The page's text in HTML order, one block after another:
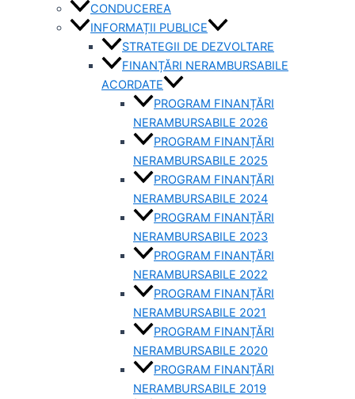
CONDUCEREA
INFORMAȚII PUBLICE
STRATEGII DE DEZVOLTARE
FINANȚĂRI NERAMBURSABILE
ACORDATE
PROGRAM FINANȚĂRI
NERAMBURSABILE 2026
PROGRAM FINANȚĂRI
NERAMBURSABILE 2025
PROGRAM FINANȚĂRI
NERAMBURSABILE 2024
PROGRAM FINANȚĂRI
NERAMBURSABILE 2023
PROGRAM FINANȚĂRI
NERAMBURSABILE 2022
PROGRAM FINANȚĂRI
NERAMBURSABILE 2021
PROGRAM FINANȚĂRI
NERAMBURSABILE 2020
PROGRAM FINANȚĂRI
NERAMBURSABILE 2019